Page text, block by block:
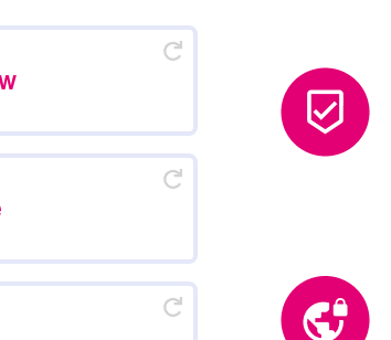
ze zhakowanych
pod kątem
w tym typu